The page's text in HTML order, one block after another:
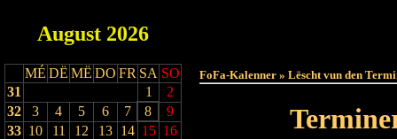
August 2026
MÉ DË MË DO FR SA SO
31
1
2
32
3 4 5 6 7 8
9
33 10 11 12 13 14 15 16
FoFa-Kalenner » Lëscht vun den